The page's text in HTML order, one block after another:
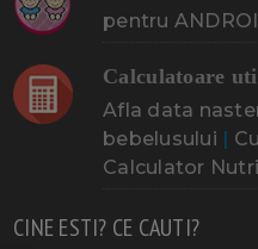
pentru
Calculatoare
Afla data
bebelusului |
Calculator
CINE ESTI? CE CAUTI?